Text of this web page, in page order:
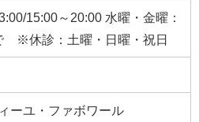
15:00～20:00 水曜・金曜：
※休診：土曜・日曜・祝日
ーユ・ファボワール